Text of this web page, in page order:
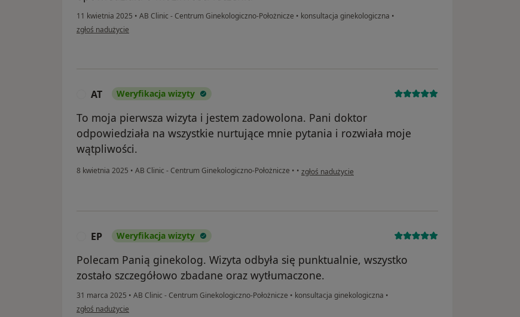
11 kwietnia 2025 • AB Clinic - Centrum Ginekologiczno-Położnicze • konsultacja ginekologiczna •
w opinii użytkownika Wioletta
zgłoś nadużycie
AT Weryfikacja wizyty
To moja pierwsza wizyta i jestem zadowolona. Pani doktor
odpowiedziała na wszystkie nurtujące mnie pytania i rozwiała moje
wątpliwości.
8 kwietnia 2025 • AB Clinic - Centrum Ginekologiczno-Położnicze • • w opinii użytkownika AT
zgłoś nadużycie
EP Weryfikacja wizyty
Polecam Panią ginekolog. Wizyta odbyła się punktualnie, wszystko
zostało szczegółowo zbadane oraz wytłumaczone.
31 marca 2025 • AB Clinic - Centrum Ginekologiczno-Położnicze • konsultacja ginekologiczna •
w opinii użytkownika EP
zgłoś nadużycie